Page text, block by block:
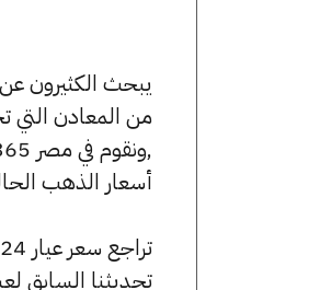
من المعادن التي
أسعار الذهب
تحديثنا السابق لعيار